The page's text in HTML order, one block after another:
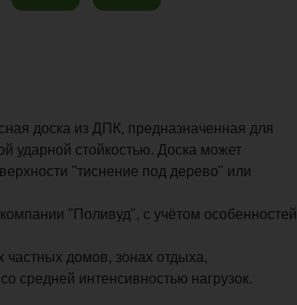
доска из ДПК, предназначенная для
ударной стойкостью. Доска может
"тиснение под дерево" или
"Поливуд", с учётом особенностей
частных домов, зонах отдыха,
средней интенсивностью нагрузок.